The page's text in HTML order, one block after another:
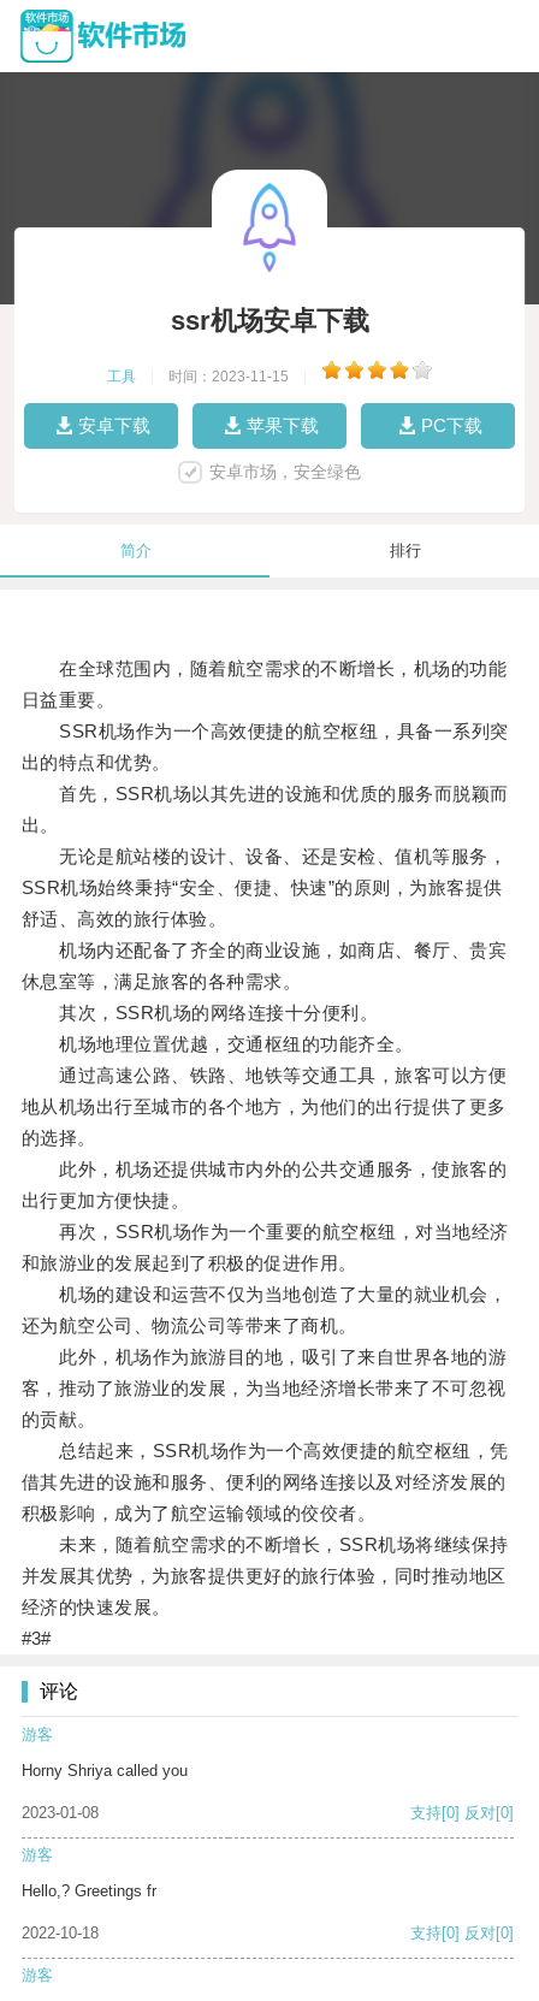
ssr机场安卓下载
工具 时间：2023-11-15
安卓下载 苹果下载 PC下载
安卓市场，安全绿色
简介 排行
在全球范围内，随着航空需求的不断增长，机场的功能
日益重要。
SSR机场作为一个高效便捷的航空枢纽，具备一系列突
出的特点和优势。
首先，SSR机场以其先进的设施和优质的服务而脱颖而
出。
无论是航站楼的设计、设备、还是安检、值机等服务，
SSR机场始终秉持“安全、便捷、快速”的原则，为旅客提供
舒适、高效的旅行体验。
机场内还配备了齐全的商业设施，如商店、餐厅、贵宾
休息室等，满足旅客的各种需求。
其次，SSR机场的网络连接十分便利。
机场地理位置优越，交通枢纽的功能齐全。
通过高速公路、铁路、地铁等交通工具，旅客可以方便
地从机场出行至城市的各个地方，为他们的出行提供了更多
的选择。
此外，机场还提供城市内外的公共交通服务，使旅客的
出行更加方便快捷。
再次，SSR机场作为一个重要的航空枢纽，对当地经济
和旅游业的发展起到了积极的促进作用。
机场的建设和运营不仅为当地创造了大量的就业机会，
还为航空公司、物流公司等带来了商机。
此外，机场作为旅游目的地，吸引了来自世界各地的游
客，推动了旅游业的发展，为当地经济增长带来了不可忽视
的贡献。
总结起来，SSR机场作为一个高效便捷的航空枢纽，凭
借其先进的设施和服务、便利的网络连接以及对经济发展的
积极影响，成为了航空运输领域的佼佼者。
未来，随着航空需求的不断增长，SSR机场将继续保持
并发展其优势，为旅客提供更好的旅行体验，同时推动地区
经济的快速发展。
#3#
评论
游客
Horny Shriya called you
2023-01-08 支持[0] 反对[0]
游客
Hello,? Greetings fr
2022-10-18 支持[0] 反对[0]
游客